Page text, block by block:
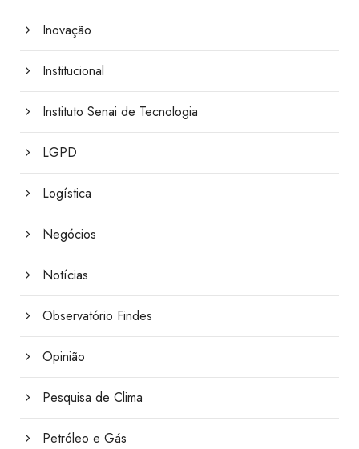
Inovação
Institucional
Instituto Senai de Tecnologia
LGPD
Logística
Negócios
Notícias
Observatório Findes
Opinião
Pesquisa de Clima
Petróleo e Gás